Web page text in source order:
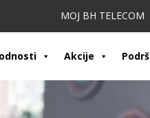
MOJ BH TELECOM
Akcije